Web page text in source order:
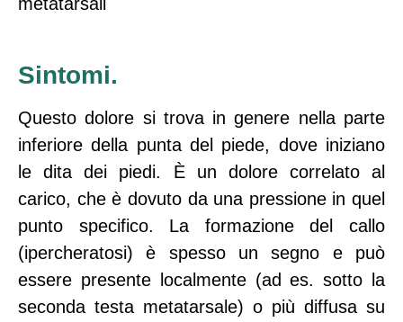
Sintomi.
Questo dolore si trova in genere nella parte
inferiore della punta del piede, dove iniziano
le dita dei piedi. È un dolore correlato al
carico, che è dovuto da una pressione in quel
punto specifico. La formazione del callo
(ipercheratosi) è spesso un segno e può
essere presente localmente (ad es. sotto la
seconda testa metatarsale) o più diffusa su